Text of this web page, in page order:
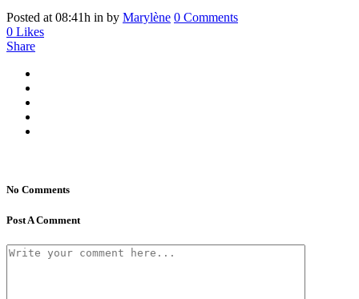
Posted at 08:41h in by Marylène 0 Comments
0 Likes
Share
No Comments
Post A Comment